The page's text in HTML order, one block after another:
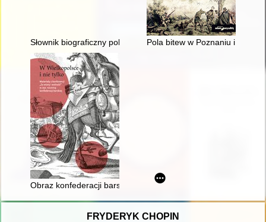
Słownik biograficzny polskiego obozu narodowego : całość w
Pola bitew w Poznaniu i
Obraz konfederacji barskiej we współczesnych podręcznikach
FRYDERYK CHOPIN